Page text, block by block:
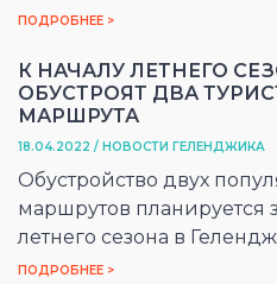
ПОДРОБНЕЕ >
К НАЧАЛУ ЛЕТНЕГО
ОБУСТРОЯТ ДВА
МАРШРУТА
18.04.2022 / НОВОСТИ ГЕЛЕНДЖИКА
Обустройство двух
маршрутов планируется
летнего сезона в
ПОДРОБНЕЕ >